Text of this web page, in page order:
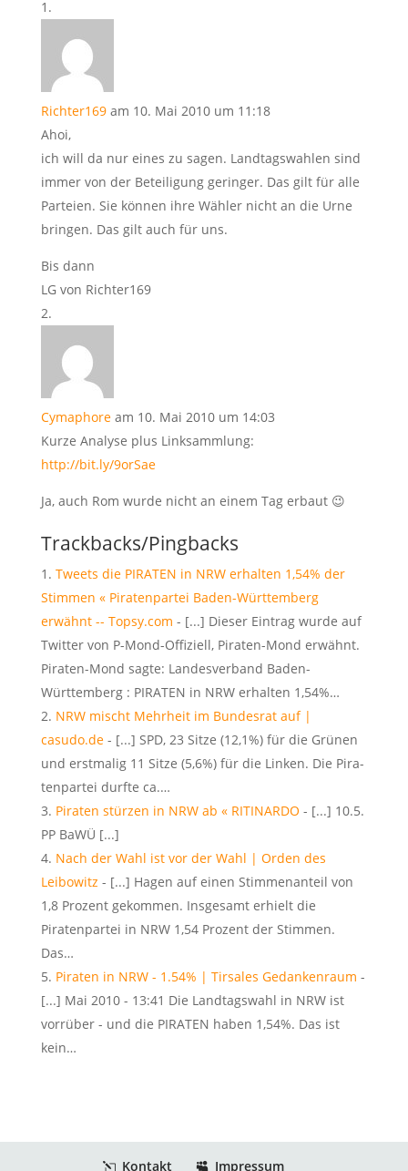
Richter169 am 10. Mai 2010 um 11:18
Ahoi,
ich will da nur eines zu sagen. Landtagswahlen sind
immer von der Beteiligung geringer. Das gilt für alle
Parteien. Sie können ihre Wähler nicht an die Urne
bringen. Das gilt auch für uns.
Bis dann
LG von Richter169
Cymaphore am 10. Mai 2010 um 14:03
Kurze Analyse plus Linksammlung:
http://bit.ly/9orSae
Ja, auch Rom wurde nicht an einem Tag erbaut 😉
Trackbacks/Pingbacks
Tweets die PIRATEN in NRW erhalten 1,54% der
Stimmen « Piratenpartei Baden-Württemberg
erwähnt -- Topsy.com - [...] Dieser Eintrag wurde auf
Twitter von P-Mond-Offiziell, Piraten-Mond erwähnt.
Piraten-Mond sagte: Landesverband Baden-
Württemberg : PIRATEN in NRW erhalten 1,54%…
NRW mischt Mehrheit im Bundesrat auf |
casudo.de- [...] SPD, 23 Sitze (12,1%) für die Grü­nen
und erst­ma­lig 11 Sitze (5,6%) für die Lin­ken. Die Pira­
ten­par­tei durfte ca.…
Piraten stürzen in NRW ab « RITINARDO - [...] 10.5.
PP BaWÜ [...]
Nach der Wahl ist vor der Wahl | Orden des
Leibowitz - [...] Hagen auf einen Stimmenanteil von
1,8 Prozent gekommen. Insgesamt erhielt die
Piratenpartei in NRW 1,54 Prozent der Stimmen.
Das…
Piraten in NRW - 1.54% | Tirsales Gedankenraum -
[...] Mai 2010 - 13:41 Die Landtagswahl in NRW ist
vorrüber - und die PIRATEN haben 1,54%. Das ist
kein…
Kontakt Impressum